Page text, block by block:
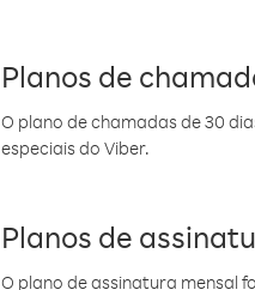
Planos de
O plano de chamadas de 30
especiais do Viber.
Planos de
O plano de assinatura mensal